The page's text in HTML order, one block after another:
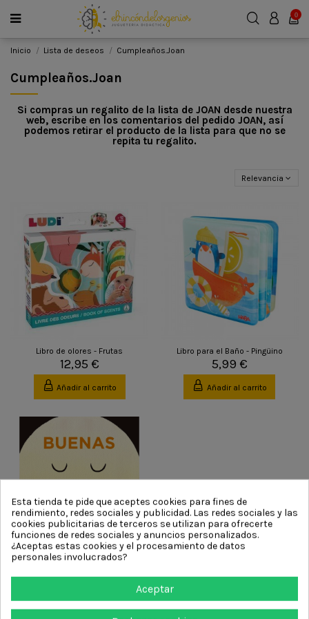
0
Inicio Lista de deseos Cumpleaños.Joan
Cumpleaños.Joan
Si compras un regalito de la lista de JOAN desde nuestra
web, escribe en los comentarios del pedido JOAN, así
podemos retirar el producto de la lista para que no se
repita tu regalito.
Relevancia
Libro de olores - Frutas
12,95 €
Añadir al carrito
Libro para el Baño - Pingüino
5,99 €
Añadir al carrito
Fuera de Stock
16,90 €
Ver producto
Esta tienda te pide que aceptes cookies para fines de
rendimiento, redes sociales y publicidad. Las redes sociales y las
cookies publicitarias de terceros se utilizan para ofrecerte
funciones de redes sociales y anuncios personalizados.
¿Aceptas estas cookies y el procesamiento de datos
personales involucrados?
Aceptar